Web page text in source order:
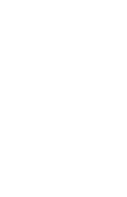
Un Beau Jk pour